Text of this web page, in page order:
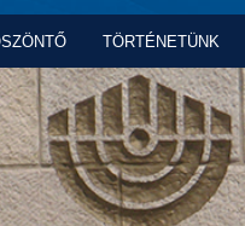
TÖRTÉNETÜNK